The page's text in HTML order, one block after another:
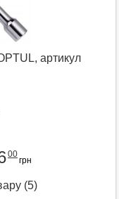
артикул
00
грн
(5)